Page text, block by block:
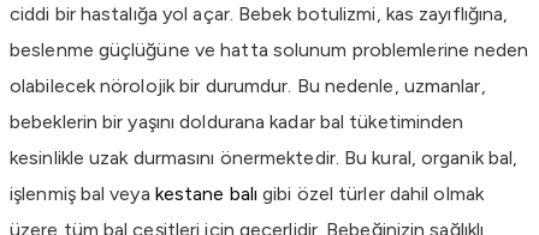
ciddi bir hastalığa yol açar. Bebek botulizmi, kas zayıflığına,
beslenme güçlüğüne ve hatta solunum problemlerine neden
olabilecek nörolojik bir durumdur. Bu nedenle, uzmanlar,
bebeklerin bir yaşını doldurana kadar bal tüketiminden
kesinlikle uzak durmasını önermektedir. Bu kural, organik bal,
işlenmiş bal veya kestane balı gibi özel türler dahil olmak
üzere tüm bal çeşitleri için geçerlidir. Bebeğinizin sağlıklı